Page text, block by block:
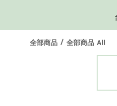
全部商品 / 全部商品 All